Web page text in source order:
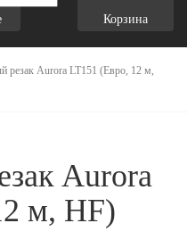
Корзина
резак Aurora LT151 (Евро, 12 м,
Aurora
м, HF)